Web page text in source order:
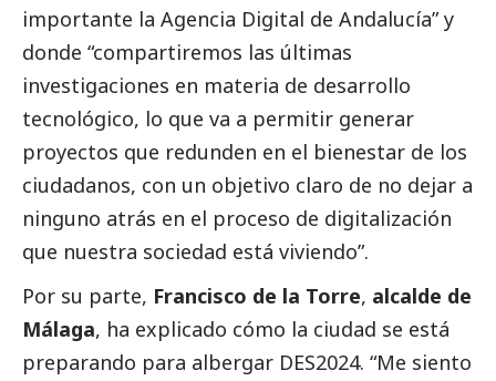
importante la Agencia Digital de Andalucía” y
donde “compartiremos las últimas
investigaciones en materia de desarrollo
tecnológico, lo que va a permitir generar
proyectos que redunden en el bienestar de los
ciudadanos, con un objetivo claro de no dejar a
ninguno atrás en el proceso de digitalización
que nuestra sociedad está viviendo”.
Por su parte, Francisco de la Torre, alcalde de
Málaga, ha explicado cómo la ciudad se está
preparando para albergar DES2024. “Me siento